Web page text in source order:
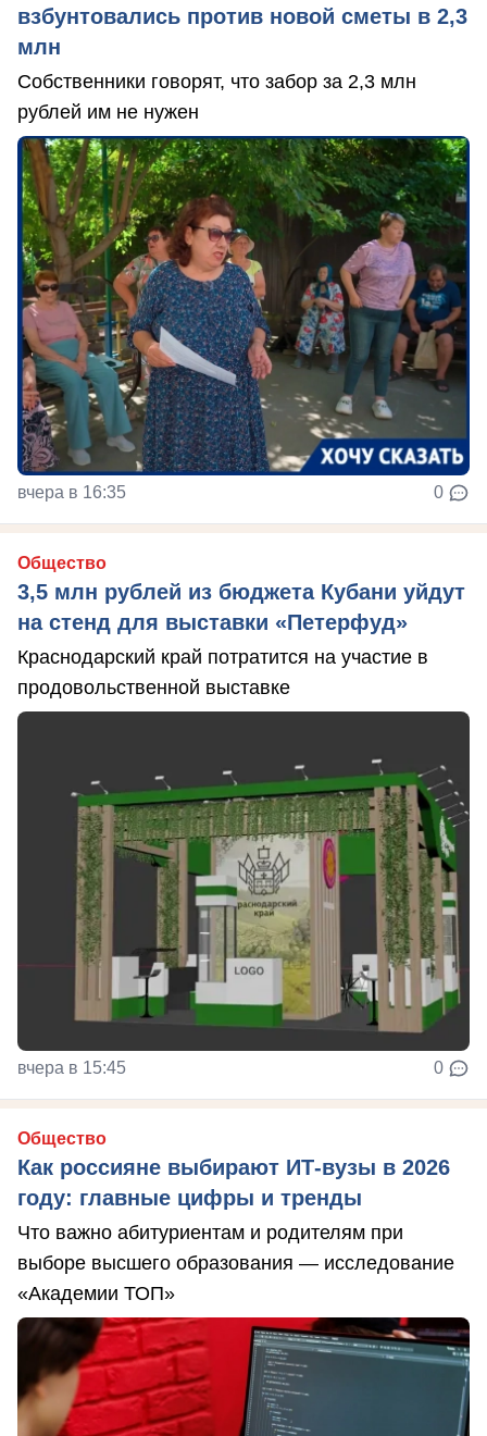
взбунтовались против новой сметы в 2,3
млн
Собственники говорят, что забор за 2,3 млн
рублей им не нужен
вчера в 16:35 0
Общество
3,5 млн рублей из бюджета Кубани уйдут
на стенд для выставки «Петерфуд»
Краснодарский край потратится на участие в
продовольственной выставке
вчера в 15:45 0
Общество
Как россияне выбирают ИТ-вузы в 2026
году: главные цифры и тренды
Что важно абитуриентам и родителям при
выборе высшего образования — исследование
«Академии ТОП»